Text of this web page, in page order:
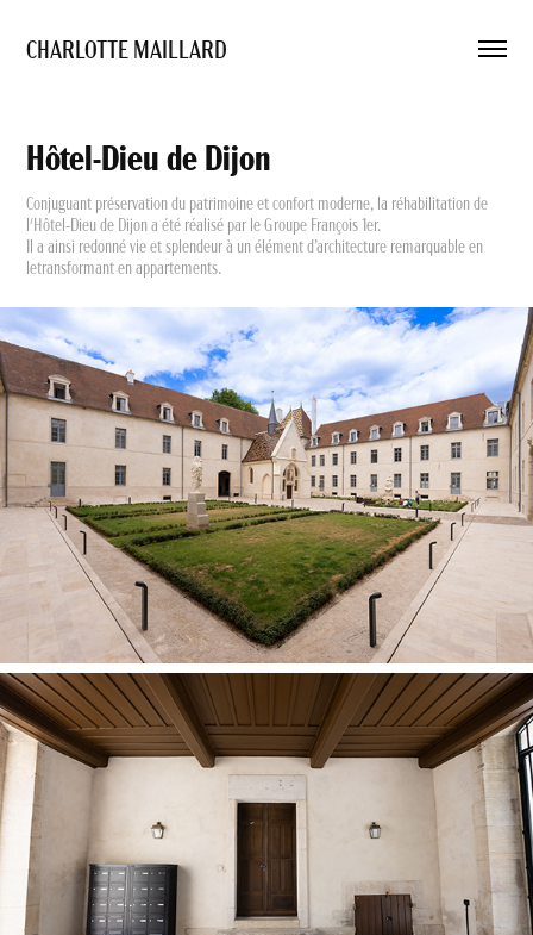
CHARLOTTE MAILLARD
Hôtel-Dieu de Dijon
Conjuguant préservation du patrimoine et confort moderne, la réhabilitation de
l'Hôtel-Dieu de Dijon a été réalisé par le Groupe François 1er.
Il a ainsi redonné vie et splendeur à un élément d’architecture remarquable en
letransformant en appartements.